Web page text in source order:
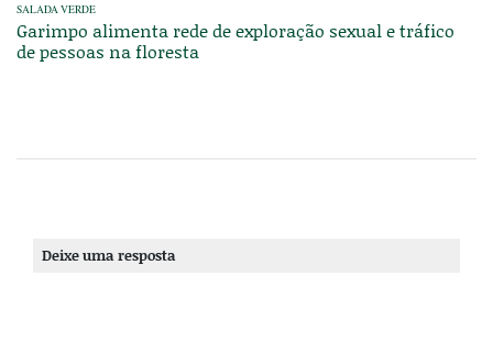
SALADA VERDE
Garimpo alimenta rede de exploração sexual e tráfico
de pessoas na floresta
Deixe uma resposta